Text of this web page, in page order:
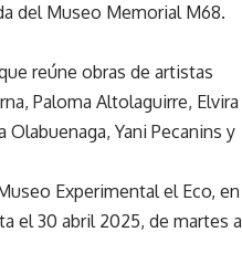
del Museo Memorial M68.
reúne obras de artistas
Paloma Altolaguirre, Elvira
Olabuenaga, Yani Pecanins y
Experimental el Eco, en
el 30 abril 2025, de martes a